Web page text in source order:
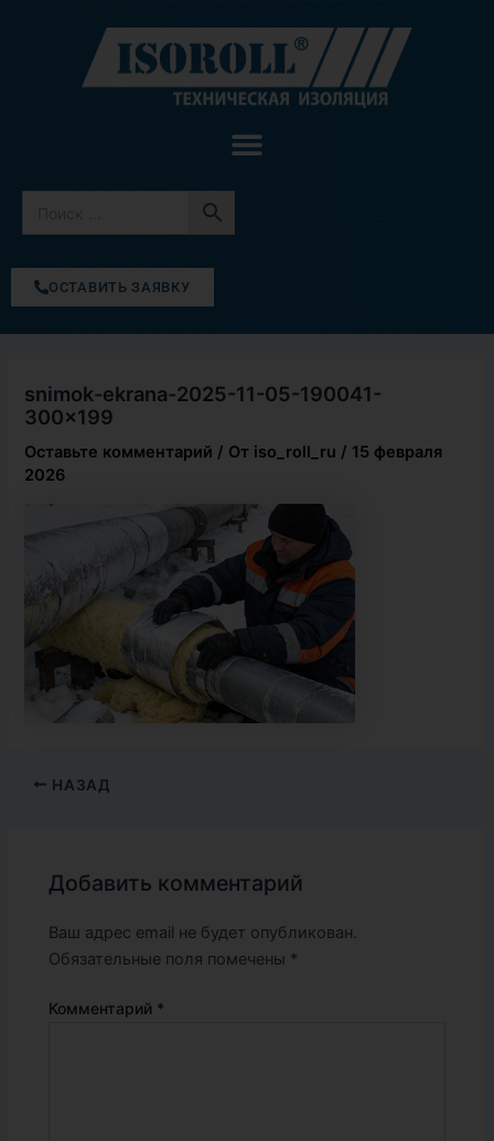
содержимому
ОСТАВИТЬ ЗАЯВКУ
snimok-ekrana-2025-11-05-190041-
300×199
Оставьте комментарий / От iso_roll_ru / 15 февраля
2026
НАЗАД
Добавить комментарий
Ваш адрес email не будет опубликован.
Обязательные поля помечены *
Комментарий *